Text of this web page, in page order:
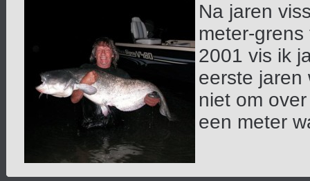
Na jaren
meter-
2001 vis ik
eerste jaren
niet om
een meter